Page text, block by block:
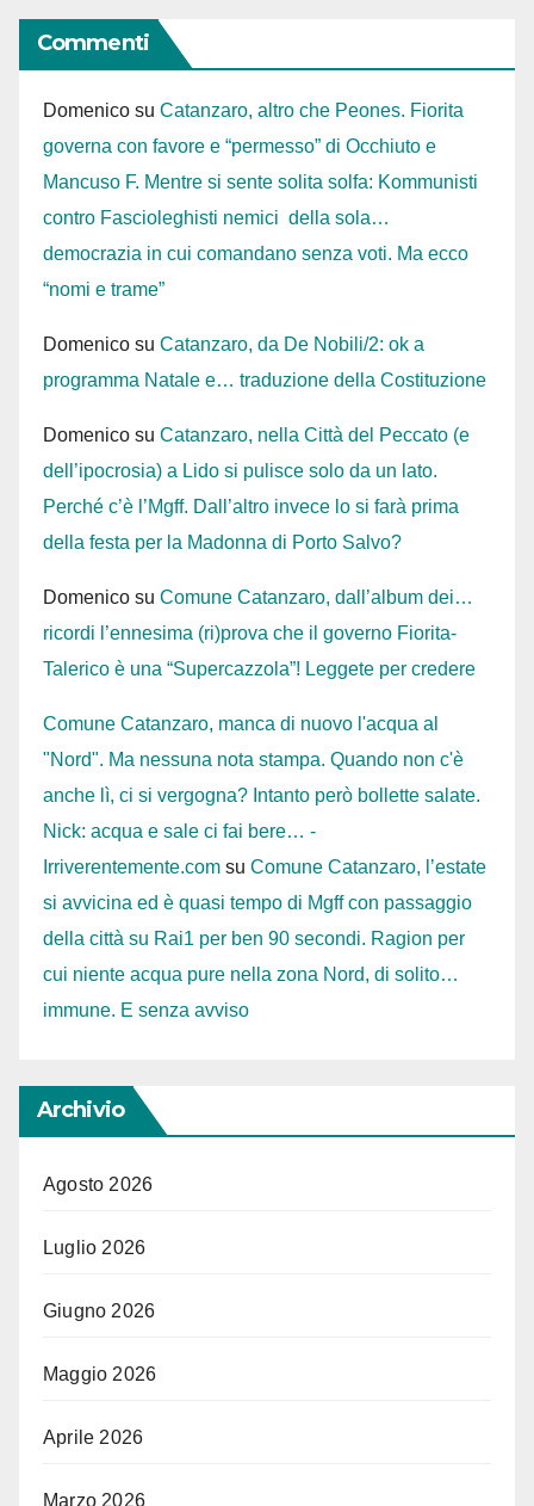
Commenti
Domenico su Catanzaro, altro che Peones. Fiorita
governa con favore e “permesso” di Occhiuto e
Mancuso F. Mentre si sente solita solfa: Kommunisti
contro Fascioleghisti nemici della sola…
democrazia in cui comandano senza voti. Ma ecco
“nomi e trame”
Domenico su Catanzaro, da De Nobili/2: ok a
programma Natale e… traduzione della Costituzione
Domenico su Catanzaro, nella Città del Peccato (e
dell’ipocrosia) a Lido si pulisce solo da un lato.
Perché c’è l’Mgff. Dall’altro invece lo si farà prima
della festa per la Madonna di Porto Salvo?
Domenico su Comune Catanzaro, dall’album dei…
ricordi l’ennesima (ri)prova che il governo Fiorita-
Talerico è una “Supercazzola”! Leggete per credere
Comune Catanzaro, manca di nuovo l'acqua al
"Nord". Ma nessuna nota stampa. Quando non c'è
anche lì, ci si vergogna? Intanto però bollette salate.
Nick: acqua e sale ci fai bere… -
Irriverentemente.com su Comune Catanzaro, l’estate
si avvicina ed è quasi tempo di Mgff con passaggio
della città su Rai1 per ben 90 secondi. Ragion per
cui niente acqua pure nella zona Nord, di solito…
immune. E senza avviso
Archivio
Agosto 2026
Luglio 2026
Giugno 2026
Maggio 2026
Aprile 2026
Marzo 2026